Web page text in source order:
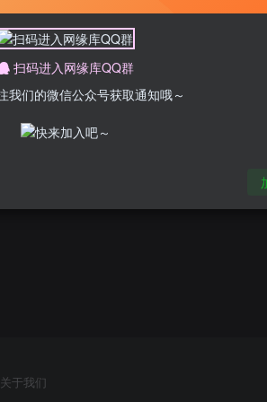
暂无内容
关于我们
扫码进入网缘库QQ群
我们的微信公众号获取通知哦～